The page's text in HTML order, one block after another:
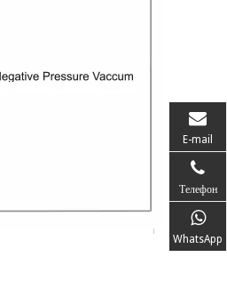
E-mail
Телефон
WhatsApp